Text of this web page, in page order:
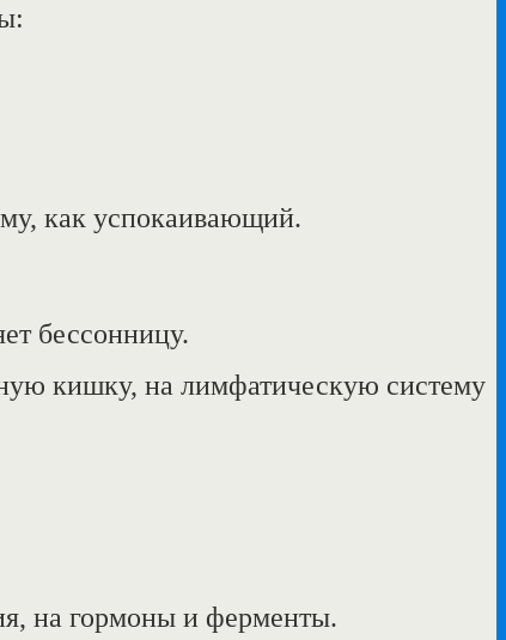
как успокаивающий.
бессонницу.
кишку, на лимфатическую систему
на гормоны и ферменты.